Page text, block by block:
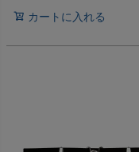
カートに入れる